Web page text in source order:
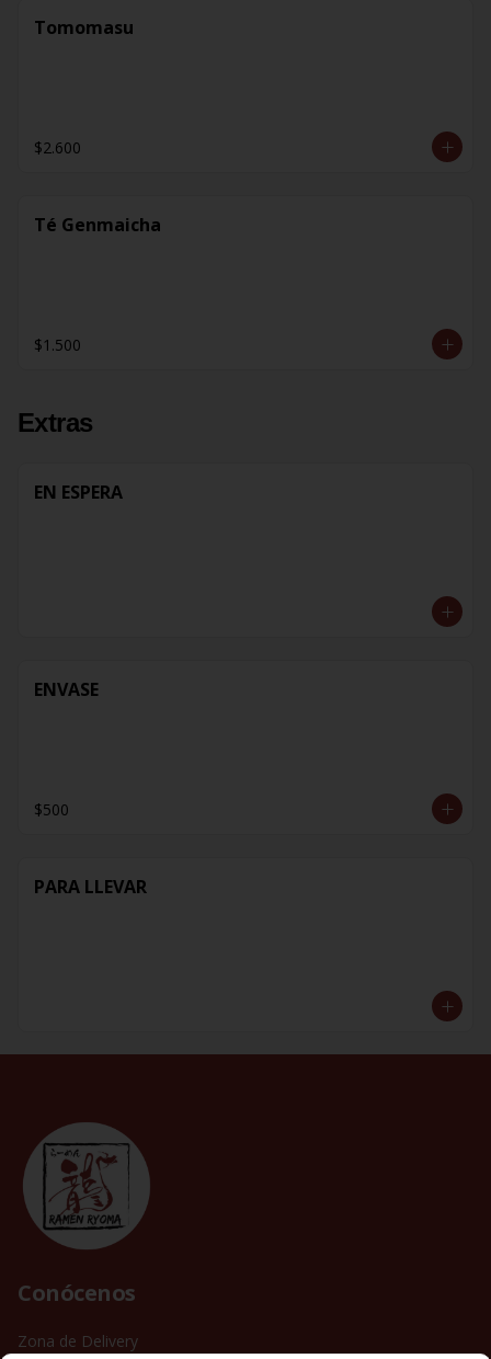
Tomomasu
$2.600
Té Genmaicha
$1.500
Extras
EN ESPERA
ENVASE
$500
PARA LLEVAR
Conócenos
Zona de Delivery